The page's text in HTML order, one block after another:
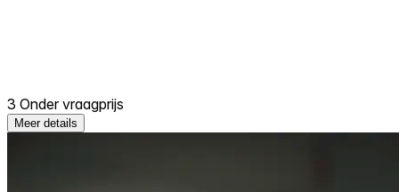
3 Onder vraagprijs
Meer details